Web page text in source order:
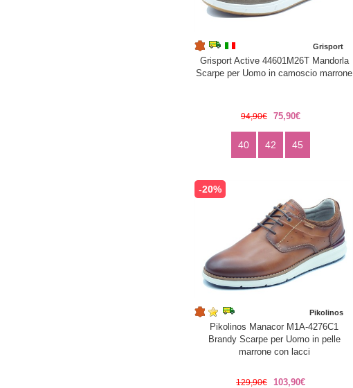
Grisport
Grisport Active 44601M26T Mandorla
Scarpe per Uomo in camoscio marrone
94,90€ 75,90€
40 42 45
-20%
Pikolinos
Pikolinos Manacor M1A-4276C1
Brandy Scarpe per Uomo in pelle
marrone con lacci
129,90€ 103,90€